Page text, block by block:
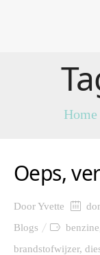
Home
Oeps,
DoorYvette
Blogs
benzine
brandstofwijzer,